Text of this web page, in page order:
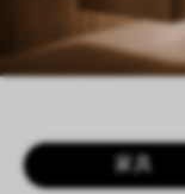
下载专区
代理商
SHAPING家具